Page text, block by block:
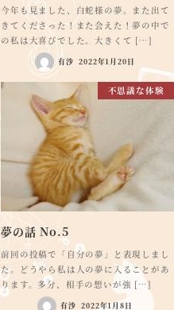
今年も見ました、白蛇様の夢。また出て
きてくださった！また会えた！夢の中で
の私は大喜びでした。大きくて […]
有沙 2022年1月20日
不思議な体験
夢の話 No.5
前回の投稿で「自分の夢」と表現しまし
た。どうやら私は人の夢に入ることがあ
ります。多分、相手の想いが強 […]
有沙 2022年1月8日